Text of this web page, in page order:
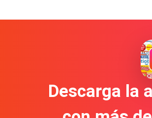
Descarga la